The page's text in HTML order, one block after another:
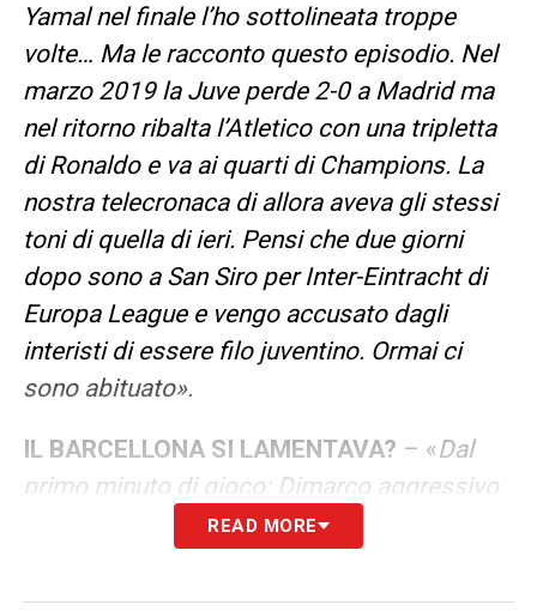
Yamal nel finale l’ho sottolineata troppe
volte… Ma le racconto questo episodio. Nel
marzo 2019 la Juve perde 2-0 a Madrid ma
nel ritorno ribalta l’Atletico con una tripletta
di Ronaldo e va ai quarti di Champions. La
nostra telecronaca di allora aveva gli stessi
toni di quella di ieri. Pensi che due giorni
dopo sono a San Siro per Inter-Eintracht di
Europa League e vengo accusato dagli
interisti di essere filo juventino. Ormai ci
sono abituato».
IL BARCELLONA SI LAMENTAVA? – «Dal
primo minuto di gioco: Dimarco aggressivo
su Yamal e tutta la panchina che scatta in
READ MORE